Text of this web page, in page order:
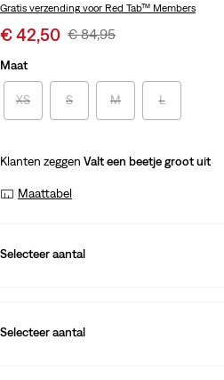
Gratis verzending voor Red Tab™ Members
Sale
is
€ 42,50 Original
€ 84,95
Maat
XS S M L
Klanten zeggen Valt een beetje groot uit
Maattabel
Selecteer aantal
Selecteer aantal